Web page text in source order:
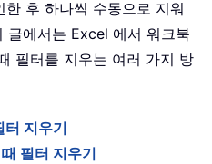
후 하나씩 수동으로 지워
글에서는 Excel 에서 워크북
필터를 지우는 여러 가지 방
지우기
필터 지우기